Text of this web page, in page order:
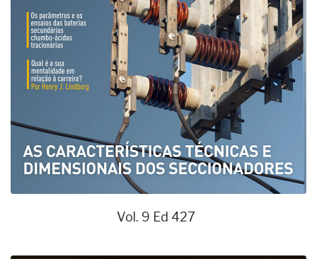
Vol. 9 Ed 427